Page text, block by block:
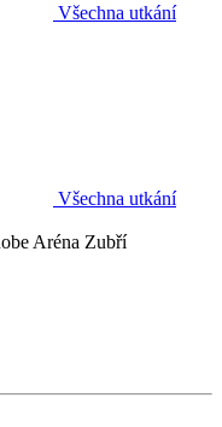
Všechna utkání
Všechna utkání
Aréna Zubří